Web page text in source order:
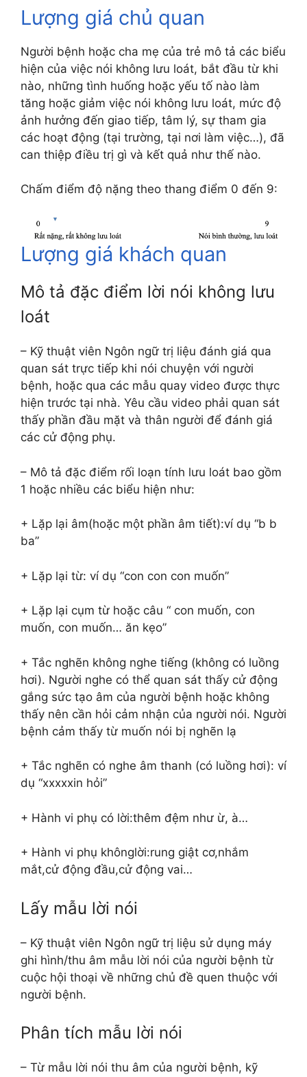
Lượng giá chủ quan
Người bệnh hoặc cha mẹ của trẻ mô tả các biểu
hiện của việc nói không lưu loát, bắt đầu từ khi
nào, những tình huống hoặc yếu tố nào làm
tăng hoặc giảm việc nói không lưu loát, mức độ
ảnh hưởng đến giao tiếp, tâm lý, sự tham gia
các hoạt động (tại trường, tại nơi làm việc…), đã
can thiệp điều trị gì và kết quả như thế nào.
Chấm điểm độ nặng theo thang điểm 0 đến 9:
Lượng giá khách quan
Mô tả đặc điểm lời nói không lưu
loát
– Kỹ thuật viên Ngôn ngữ trị liệu đánh giá qua
quan sát trực tiếp khi nói chuyện với người
bệnh, hoặc qua các mẫu quay video được thực
hiện trước tại nhà. Yêu cầu video phải quan sát
thấy phần đầu mặt và thân người để đánh giá
các cử động phụ.
– Mô tả đặc điểm rối loạn tính lưu loát bao gồm
1 hoặc nhiều các biểu hiện như:
+ Lặp lại âm(hoặc một phần âm tiết):ví dụ “b b
ba”
+ Lặp lại từ: ví dụ “con con con muốn”
+ Lặp lại cụm từ hoặc câu “ con muốn, con
muốn, con muốn… ăn kẹo”
+ Tắc nghẽn không nghe tiếng (không có luồng
hơi). Người nghe có thể quan sát thấy cử động
gắng sức tạo âm của người bệnh hoặc không
thấy nên cần hỏi cảm nhận của người nói. Người
bệnh cảm thấy từ muốn nói bị nghẽn lạ
+ Tắc nghẽn có nghe âm thanh (có luồng hơi): ví
dụ “xxxxxin hỏi”
+ Hành vi phụ có lời:thêm đệm như ừ, à…
+ Hành vi phụ khônglời:rung giật cơ,nhắm
mắt,cử động đầu,cử động vai…
Lấy mẫu lời nói
– Kỹ thuật viên Ngôn ngữ trị liệu sử dụng máy
ghi hình/thu âm mẫu lời nói của người bệnh từ
cuộc hội thoại về những chủ đề quen thuộc với
người bệnh.
Phân tích mẫu lời nói
– Từ mẫu lời nói thu âm của người bệnh, kỹ